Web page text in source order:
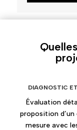
DIAGNOSTIC
Évaluation
proposition d’un
mesure avec